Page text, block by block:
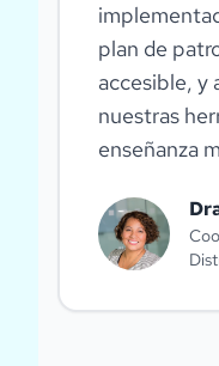
plan de
accesible, y
nuestras
enseñanza